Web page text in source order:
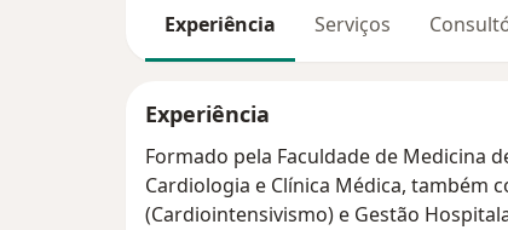
Experiência Serviços
Experiência
Formado pela Faculdade de Medicina
Cardiologia e Clínica Médica, também com experiência em Terapia Intensiva
(Cardiointensivismo) e Gestão